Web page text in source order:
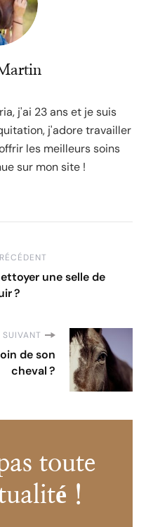
j'ai 23 ans et je suis
j'adore travailler
les meilleurs soins
sur mon site !
une selle de
?
de son
cheval ?
toute
!